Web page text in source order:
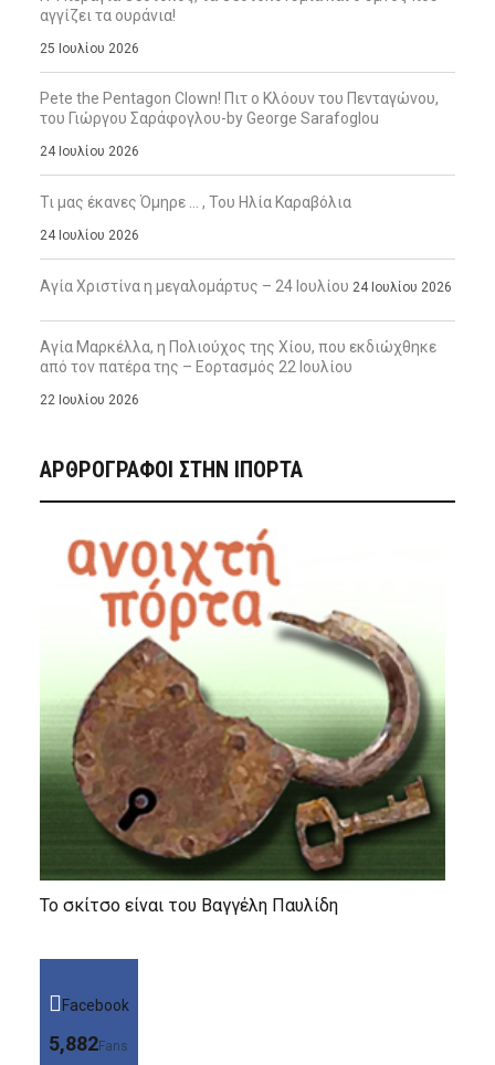
αγγίζει τα ουράνια!
25 Ιουλίου 2026
Pete the Pentagon Clown! Πιτ ο Κλόουν του Πενταγώνου,
του Γιώργου Σαράφογλου-by George Sarafoglou
24 Ιουλίου 2026
Τι μας έκανες Όμηρε … , Του Ηλία Καραβόλια
24 Ιουλίου 2026
Αγία Χριστίνα η μεγαλομάρτυς – 24 Ιουλίου 24 Ιουλίου 2026
Αγία Μαρκέλλα, η Πολιούχος της Χίου, που εκδιώχθηκε
από τον πατέρα της – Εορτασμός 22 Ιουλίου
22 Ιουλίου 2026
ΑΡΘΡΟΓΡΑΦΟΙ ΣΤΗΝ IΠΟΡΤΑ
Το σκίτσο είναι του Βαγγέλη Παυλίδη
Facebook
5,882Fans